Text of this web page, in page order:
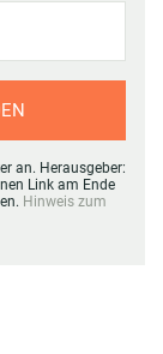
an. Herausgeber:
Link am Ende
Hinweis zum